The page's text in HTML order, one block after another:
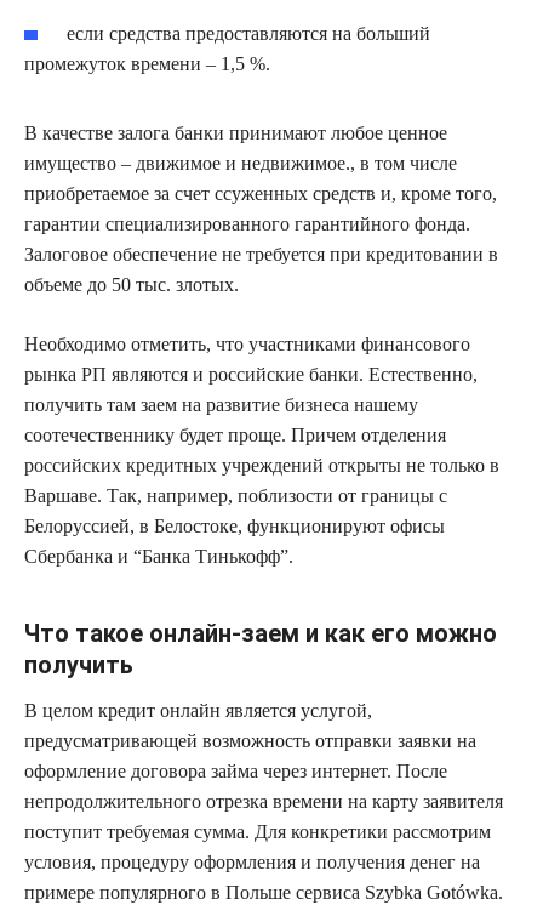
если средства предоставляются на больший
промежуток времени – 1,5 %.
В качестве залога банки принимают любое ценное
имущество – движимое и недвижимое., в том числе
приобретаемое за счет ссуженных средств и, кроме того,
гарантии специализированного гарантийного фонда.
Залоговое обеспечение не требуется при кредитовании в
объеме до 50 тыс. злотых.
Необходимо отметить, что участниками финансового
рынка РП являются и российские банки. Естественно,
получить там заем на развитие бизнеса нашему
соотечественнику будет проще. Причем отделения
российских кредитных учреждений открыты не только в
Варшаве. Так, например, поблизости от границы с
Белоруссией, в Белостоке, функционируют офисы
Сбербанка и “Банка Тинькофф”.
Что такое онлайн-заем и как его можно
получить
В целом кредит онлайн является услугой,
предусматривающей возможность отправки заявки на
оформление договора займа через интернет. После
непродолжительного отрезка времени на карту заявителя
поступит требуемая сумма. Для конкретики рассмотрим
условия, процедуру оформления и получения денег на
примере популярного в Польше сервиса Szybka Gotówka.